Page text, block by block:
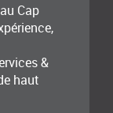
Cap
&
haut